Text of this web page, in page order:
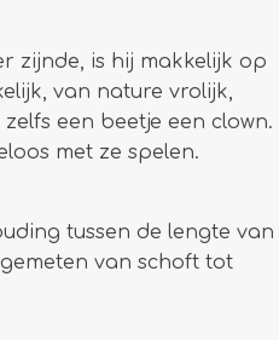
zijnde, is hij makkelijk op
van nature vrolijk,
een beetje een clown.
met ze spelen.
tussen de lengte van
van schoft tot